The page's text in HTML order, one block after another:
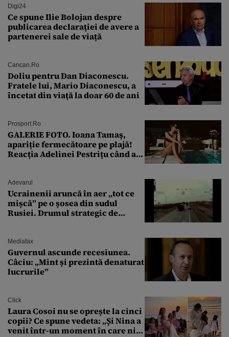
Digi24
Ce spune Ilie Bolojan despre
publicarea declarației de avere a
partenerei sale de viață
Cancan.ro
Doliu pentru Dan Diaconescu.
Fratele lui, Mario Diaconescu, a
încetat din viață la doar 60 de ani
Prosport.ro
GALERIE FOTO. Ioana Tamaş,
apariție fermecătoare pe plajă!
Reacția Adelinei Pestrițu când a
Adevarul
Ucrainenii aruncă în aer „tot ce
mișcă” pe o șosea din sudul
Rusiei. Drumul strategic de
Mediafax
Guvernul ascunde recesiunea.
Câciu: „Mint și prezintă denaturat
lucrurile”
Click
Laura Cosoi nu se oprește la cinci
copii? Ce spune vedeta: „Și Nina a
venit într-un moment în care nici